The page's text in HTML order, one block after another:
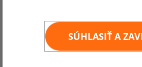
SÚHLASIŤ A